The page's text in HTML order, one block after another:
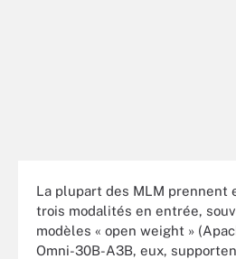
La plupart des MLM prennent
trois modalités en entrée,
modèles « open weight »
Omni-30B-A3B, eux,